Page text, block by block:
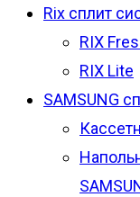
Rix сплит
RIX
RIX Lite
SAMSUNG